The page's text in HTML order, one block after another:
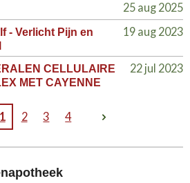
25 aug 2025
- Verlicht Pijn en
19 aug 2023
CELLULAIRE
MET CAYENNE
22 jul 2023
1 2 3 4